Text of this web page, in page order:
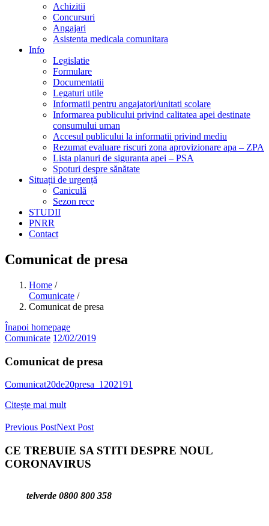
Achizitii
Concursuri
Angajari
Asistenta medicala comunitara
Info
Legislatie
Formulare
Documentatii
Legaturi utile
Informatii pentru angajatori/unitati scolare
Informarea publicului privind calitatea apei destinate
consumului uman
Accesul publicului la informatii privind mediu
Rezumat evaluare riscuri zona aprovizionare apa – ZPA
Lista planuri de siguranta apei – PSA
Spoturi despre sănătate
Situații de urgență
Caniculă
Sezon rece
STUDII
PNRR
Contact
Comunicat de presa
Home /
Comunicate /
Comunicat de presa
Înapoi homepage
Comunicate 12/02/2019
Comunicat de presa
Comunicat20de20presa_1202191
Citește mai mult
Previous PostNext Post
CE TREBUIE SA STITI DESPRE NOUL
CORONAVIRUS
telverde 0800 800 358